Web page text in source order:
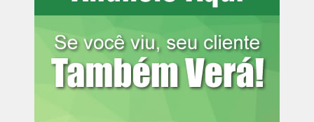
mas Santos defendeu sem dificuldade. Já nos
Erick recebeu na ponta direita, cortou Luiz Gustavo para
dentro e bateu de esquerda, sem dar chances ao goleiro
adversário. O gol igualou o placar agregado do confronto.